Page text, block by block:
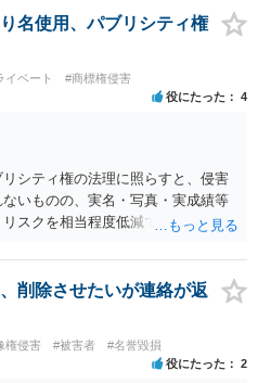
名使用、パブリシティ権
イベート #商標権侵害
役にたった 4
シティ権の法理に照らすと、侵害
いものの、実名・写真・実成績等
スクを相当程度低減できる設計に
われた場合に「専ら顧客吸引力の
余地を残すため、一定の注意が必要
侵害判断に一定の影響を与える可能
りません。 パブリシティ権侵害の
用を目的とするか」という点で判
「商業的目的」を強く示す要素で
削除させたいが連絡が返
権侵害 #被害者 #名誉毀損
役にたった 2